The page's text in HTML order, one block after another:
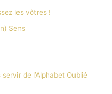
les vôtres !
Sens
de l’Alphabet Oublié